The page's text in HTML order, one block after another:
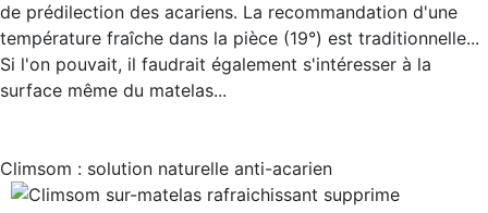
de prédilection des acariens. La recommandation d'une
température fraîche dans la pièce (19°) est traditionnelle...
Si l'on pouvait, il faudrait également s'intéresser à la
surface même du matelas...
Climsom : solution naturelle anti-acarien